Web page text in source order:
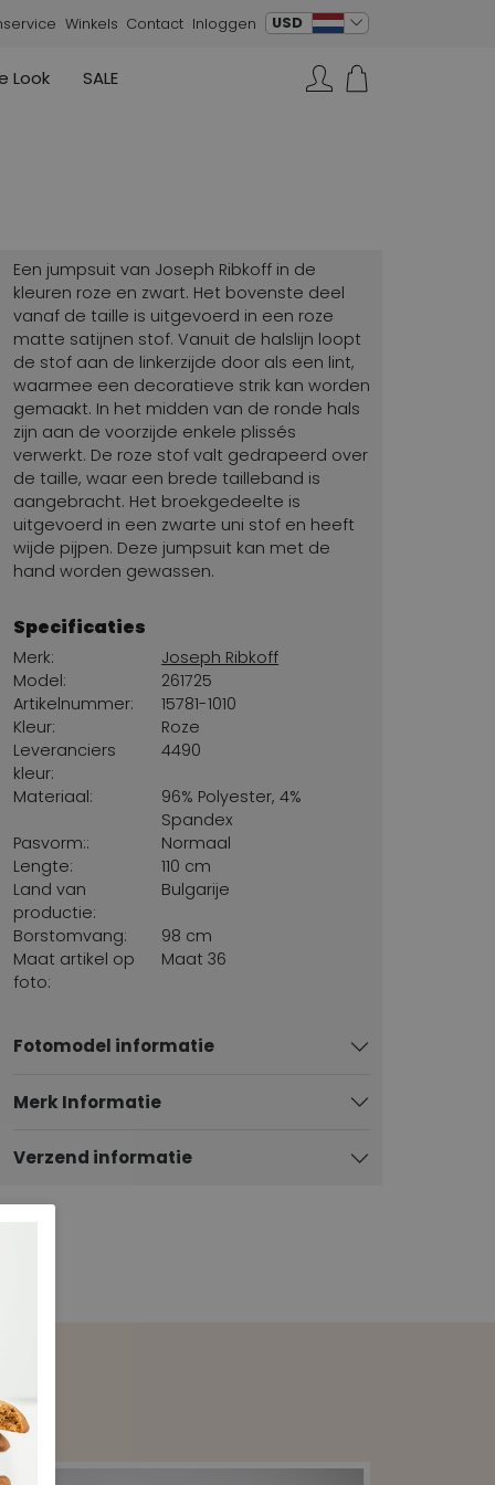
Winkels Contact Inloggen USD verander taal
AGL
Look
SALE
Marc Cain
Een jumpsuit van Joseph Ribkoff in de
kleuren roze en zwart. Het bovenste deel
vanaf de taille is uitgevoerd in een roze
matte satijnen stof. Vanuit de halslijn loopt
de stof aan de linkerzijde door als een lint,
waarmee een decoratieve strik kan worden
gemaakt. In het midden van de ronde hals
zijn aan de voorzijde enkele plissés
verwerkt. De roze stof valt gedrapeerd over
de taille, waar een brede tailleband is
aangebracht. Het broekgedeelte is
uitgevoerd in een zwarte uni stof en heeft
wijde pijpen. Deze jumpsuit kan met de
hand worden gewassen.
Specificaties
Merk:
Joseph Ribkoff
Model:
261725
Artikelnummer:
15781-1010
Kleur:
Roze
Leveranciers
kleur:
4490
Materiaal:
96% Polyester, 4%
Spandex
Pasvorm::
Normaal
Lengte:
110 cm
Land van
productie:
Bulgarije
Borstomvang:
98 cm
Maat artikel op
foto:
Maat 36
Fotomodel informatie
Merk Informatie
Verzend informatie